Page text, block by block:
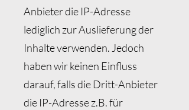
Anbieter die IP-Adresse
lediglich zur Auslieferung der
Inhalte verwenden. Jedoch
haben wir keinen Einfluss
darauf, falls die Dritt-Anbieter
die IP-Adresse z.B. für